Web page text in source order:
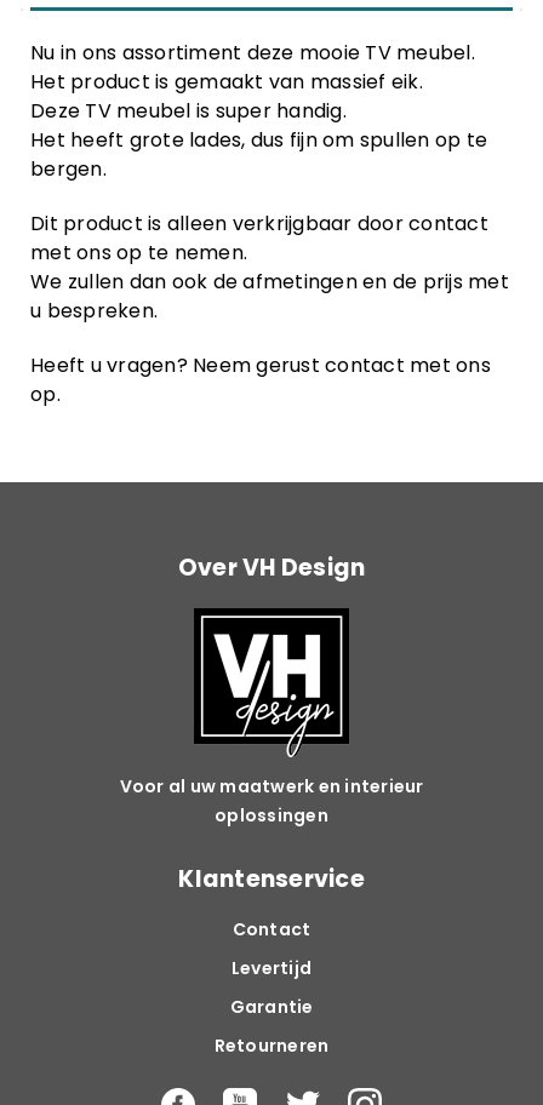
Nu in ons assortiment deze mooie TV meubel.
Het product is gemaakt van massief eik.
Deze TV meubel is super handig.
Het heeft grote lades, dus fijn om spullen op te
bergen.
Dit product is alleen verkrijgbaar door contact
met ons op te nemen.
We zullen dan ook de afmetingen en de prijs met
u bespreken.
Heeft u vragen? Neem gerust contact met ons
op.
Over VH Design
Voor al uw maatwerk en interieur
oplossingen
Klantenservice
Contact
Levertijd
Garantie
Retourneren